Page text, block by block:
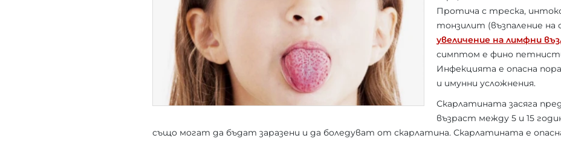
Протича с треска,
тонзилит (възпаление на
увеличение на лимфни
симптом е фино
Инфекцията е опасна
и имунни усложнения.
Скарлатината засяга
възраст между 5 и 15
също могат да бъдат заразени и да боледуват от скарлатина. Скарлатината е